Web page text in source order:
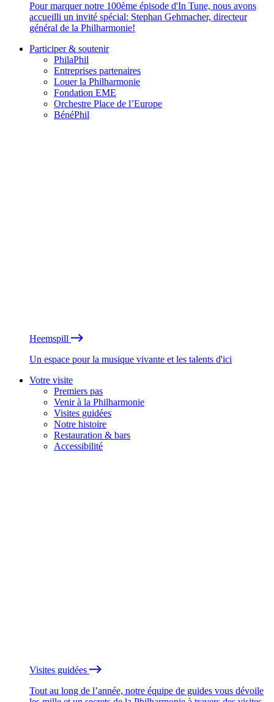
Pour marquer notre 100ème épisode d'In Tune, nous avons
accueilli un invité spécial: Stephan Gehmacher, directeur
général de la Philharmonie!
Participer & soutenir
PhilaPhil
Entreprises partenaires
Louer la Philharmonie
Fondation EME
Orchestre Place de l’Europe
BénéPhil
Heemspill
Un espace pour la musique vivante et les talents d'ici
Votre visite
Premiers pas
Venir à la Philharmonie
Visites guidées
Notre histoire
Restauration & bars
Accessibilité
Visites guidées
Tout au long de l’année, notre équipe de guides vous dévoile